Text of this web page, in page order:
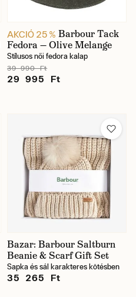
AKCIÓ 25 % Barbour Tack
Fedora — Olive Melange
Stílusos női fedora kalap
39 990 Ft
29 995 Ft
Bazar: Barbour Saltburn
Beanie & Scarf Gift Set
Sapka és sál karakteres kötésben
35 265 Ft